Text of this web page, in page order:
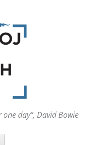
day“, David Bowie